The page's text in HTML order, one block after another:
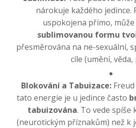
nárokuje každého jedince.
uspokojena přímo,
sublimovanou formu
přesměrována na ne-sexuální,
cíle (umění, věda,
Blokování a Tabuizace:
tato energie je u jedince často
tabuizována. To vede spíše
(neurotickým příznakům) než k